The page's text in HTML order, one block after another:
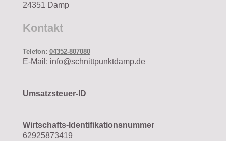
24351 Damp
Kontakt
Telefon: 04352-807080
E-Mail: info@schnittpunktdamp.de
Umsatzsteuer-ID
Wirtschafts-Identifikationsnummer
62925873419